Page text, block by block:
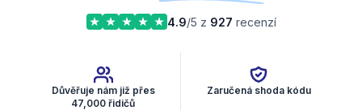
4.9/5 z 927 recenzí
Důvěřuje nám již přes
47,000 řidičů
Zaručená shoda kódu